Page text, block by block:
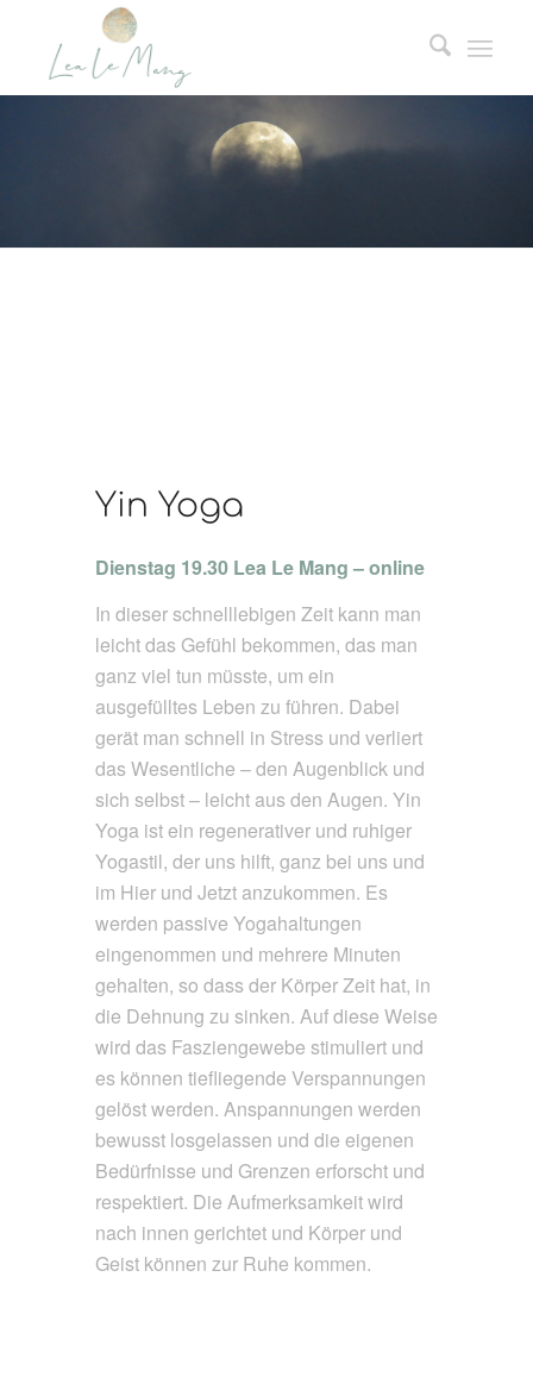
Yin Yoga
Dienstag 19.30 Lea Le Mang – online
In dieser schnelllebigen Zeit kann man
leicht das Gefühl bekommen, das man
ganz viel tun müsste, um ein
ausgefülltes Leben zu führen. Dabei
gerät man schnell in Stress und verliert
das Wesentliche – den Augenblick und
sich selbst – leicht aus den Augen. Yin
Yoga ist ein regenerativer und ruhiger
Yogastil, der uns hilft, ganz bei uns und
im Hier und Jetzt anzukommen. Es
werden passive Yogahaltungen
eingenommen und mehrere Minuten
gehalten, so dass der Körper Zeit hat, in
die Dehnung zu sinken. Auf diese Weise
wird das Fasziengewebe stimuliert und
es können tiefliegende Verspannungen
gelöst werden. Anspannungen werden
bewusst losgelassen und die eigenen
Bedürfnisse und Grenzen erforscht und
respektiert. Die Aufmerksamkeit wird
nach innen gerichtet und Körper und
Geist können zur Ruhe kommen.